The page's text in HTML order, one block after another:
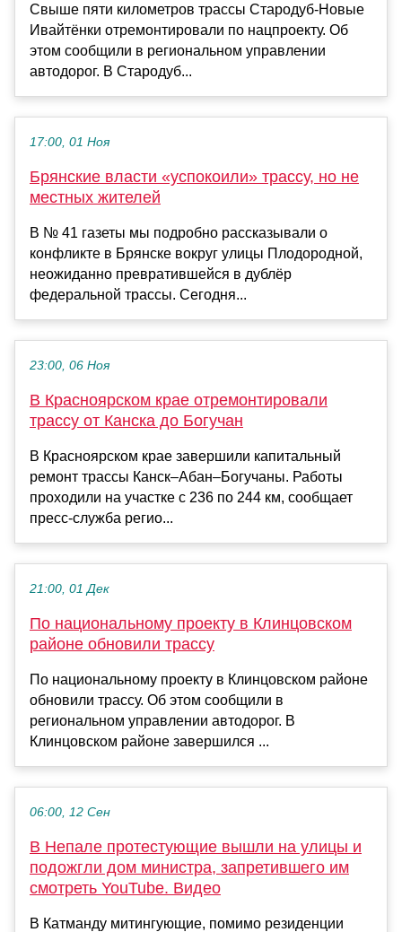
Свыше пяти километров трассы Стародуб-Новые
Ивайтёнки отремонтировали по нацпроекту. Об
этом сообщили в региональном управлении
автодорог. В Стародуб...
17:00, 01 Ноя
Брянские власти «успокоили» трассу, но не
местных жителей
В № 41 газеты мы подробно рассказывали о
конфликте в Брянске вокруг улицы Плодородной,
неожиданно превратившейся в дублёр
федеральной трассы. Сегодня...
23:00, 06 Ноя
В Красноярском крае отремонтировали
трассу от Канска до Богучан
В Красноярском крае завершили капитальный
ремонт трассы Канск–Абан–Богучаны. Работы
проходили на участке с 236 по 244 км, сообщает
пресс-служба регио...
21:00, 01 Дек
По национальному проекту в Клинцовском
районе обновили трассу
По национальному проекту в Клинцовском районе
обновили трассу. Об этом сообщили в
региональном управлении автодорог. В
Клинцовском районе завершился ...
06:00, 12 Сен
В Непале протестующие вышли на улицы и
подожгли дом министра, запретившего им
смотреть YouTube. Видео
В Катманду митингующие, помимо резиденции